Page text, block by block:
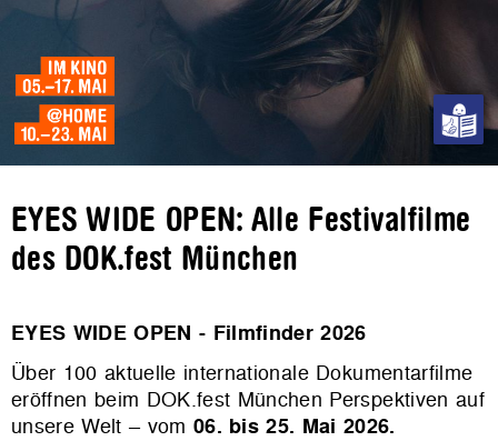
EYES WIDE OPEN: Alle Festivalfilme
des DOK.fest München
EYES WIDE OPEN - Filmfinder 2026
Über 100 aktuelle internationale Dokumentarfilme
eröffnen beim DOK.fest München Perspektiven auf
unsere Welt – vom 06. bis 25. Mai 2026.